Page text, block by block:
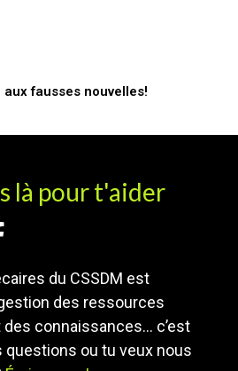
fausses nouvelles!
là pour t'aider
du CSSDM est
des ressources
connaissances… c’est
questions ou tu veux nous